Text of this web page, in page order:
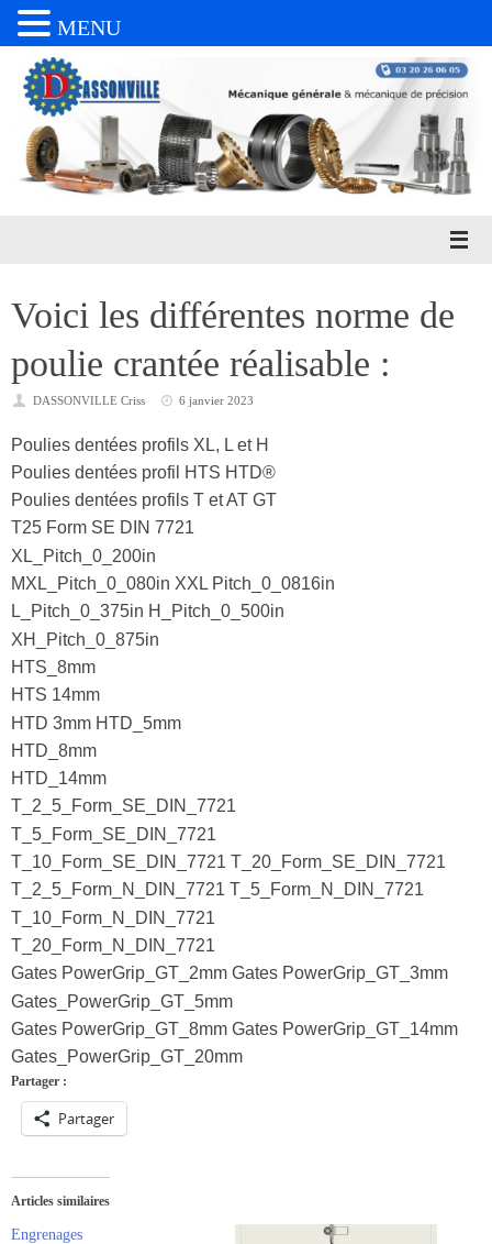
contenu
Voici les différentes norme de
poulie crantée réalisable :
DASSONVILLE Criss 6 janvier 2023
Poulies dentées profils XL, L et H
Poulies dentées profil HTS HTD®
Poulies dentées profils T et AT GT
T25 Form SE DIN 7721
XL_Pitch_0_200in
MXL_Pitch_0_080in XXL Pitch_0_0816in
L_Pitch_0_375in H_Pitch_0_500in
XH_Pitch_0_875in
HTS_8mm
HTS 14mm
HTD 3mm HTD_5mm
HTD_8mm
HTD_14mm
T_2_5_Form_SE_DIN_7721
T_5_Form_SE_DIN_7721
T_10_Form_SE_DIN_7721 T_20_Form_SE_DIN_7721
T_2_5_Form_N_DIN_7721 T_5_Form_N_DIN_7721
T_10_Form_N_DIN_7721
T_20_Form_N_DIN_7721
Gates PowerGrip_GT_2mm Gates PowerGrip_GT_3mm
Gates_PowerGrip_GT_5mm
Gates PowerGrip_GT_8mm Gates PowerGrip_GT_14mm
Gates_PowerGrip_GT_20mm
Partager :
Partager
Articles similaires
Engrenages
MENU